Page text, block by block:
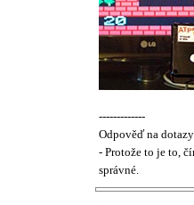
-------------
Odpověď na
- Protože to je to,
správné.